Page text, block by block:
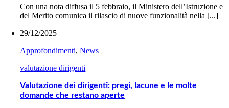
Con una nota diffusa il 5 febbraio, il Ministero dell’Istruzione e
del Merito comunica il rilascio di nuove funzionalità nella [...]
29/12/2025
Approfondimenti,News
valutazione dirigenti
Valutazione dei dirigenti: pregi, lacune e le molte
domande che restano aperte